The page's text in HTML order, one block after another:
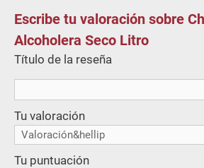
Escribe tu valoración sobre
Alcoholera Seco Litro
Título de la reseña
Tu valoración
Tu puntuación